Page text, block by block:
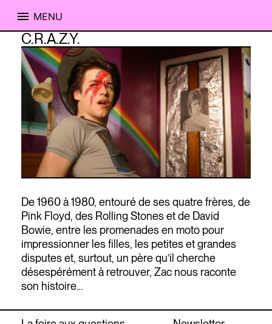
content
MENU
C.R.A.Z.Y.
De 1960 à 1980, entouré de ses quatre frères, de
Pink Floyd, des Rolling Stones et de David
Bowie, entre les promenades en moto pour
impressionner les filles, les petites et grandes
disputes et, surtout, un père qu’il cherche
désespérément à retrouver, Zac nous raconte
son histoire…